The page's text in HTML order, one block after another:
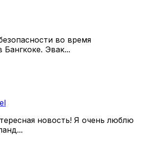
во время
Бангкоке. Эвак...
новость! Я очень люблю